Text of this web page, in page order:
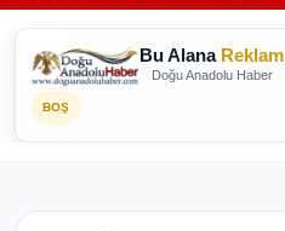
Bu Alana Reklam
Doğu Anadolu Haber
BOŞ